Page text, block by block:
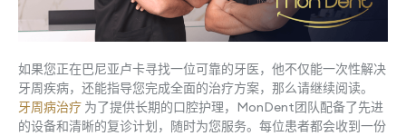
如果您正在巴尼亚卢卡寻找一位可靠的牙医，他不仅能一次性解决
牙周疾病，还能指导您完成全面的治疗方案，那么请继续阅读。
牙周病治疗 为了提供长期的口腔护理，MonDent团队配备了先进
的设备和清晰的复诊计划，随时为您服务。每位患者都会收到一份